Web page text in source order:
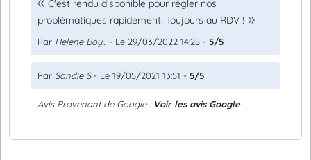
C'est rendu disponible pour régler nos
problématiques rapidement. Toujours au RDV !
Par Helene Boy... - Le 29/03/2022 14:28 - 5/5
Par Sandie S- Le 19/05/2021 13:51 - 5/5
Avis Provenant de Google : Voir les avis Google